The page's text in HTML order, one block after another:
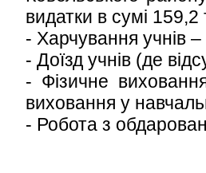
видатки в сумі 159,2
- Харчування учнів
- Доїзд учнів (де
- Фізичне
виховання у
- Робота з